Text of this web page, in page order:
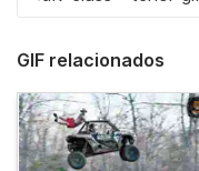
GIF relacionados